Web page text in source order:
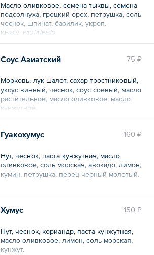
Масло оливковое, семена тыквы, семена
подсолнуха, грецкий орех, петрушка, соль
чеснок, шпинат, базилик, укроп.
КБЖУ: 612/4/65/2
Срок годности: 18 часов.
Аллергены: орехи.
Общий вес – 50 г
75 ₽
Соус Азиатский
Морковь, лук шалот, сахар тростниковый,
уксус винный, чеснок, соус соевый, масло
растительное, масло оливковое, масло
кунжутное.
Общий вес – 50 г 160 ₽
Гуакохумус
Нут, чеснок, паста кунжутная, масло
оливковое, соль морская, авокадо, лимон,
кумин, петрушка, перец черный молотый.
150 ₽
Хумус
Нут, чеснок, кориандр, паста кунжутная,
масло оливковое, лимон, соль морская,
кунжут.